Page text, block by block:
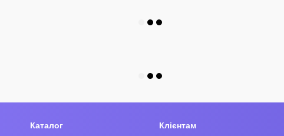
Каталог Клієнтам